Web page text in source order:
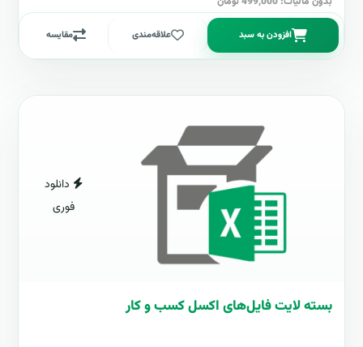
افزودن به سبد علاقه‌مندی مقایسه
دانلود
فوری
بسته لایت فایل‌های اکسل کسب و کار